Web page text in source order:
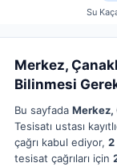
Su
Merkez,
Bilinmesi
Bu sayfada Merkez,
Tesisatı ustası
çağrı kabul ediyor, 2
tesisat çağrıları için